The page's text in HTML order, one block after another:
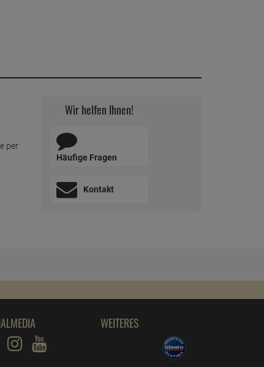
per
Wir helfen Ihnen!
Häufige Fragen
Kontakt
WEITERES